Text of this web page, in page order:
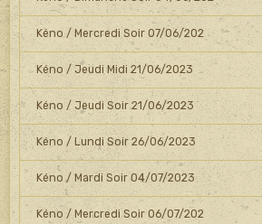
Kéno / Mercredi Soir 07/06/202
Kéno / Jeudi Midi 21/06/2023
Kéno / Jeudi Soir 21/06/2023
Kéno / Lundi Soir 26/06/2023
Kéno / Mardi Soir 04/07/2023
Kéno / Mercredi Soir 06/07/202